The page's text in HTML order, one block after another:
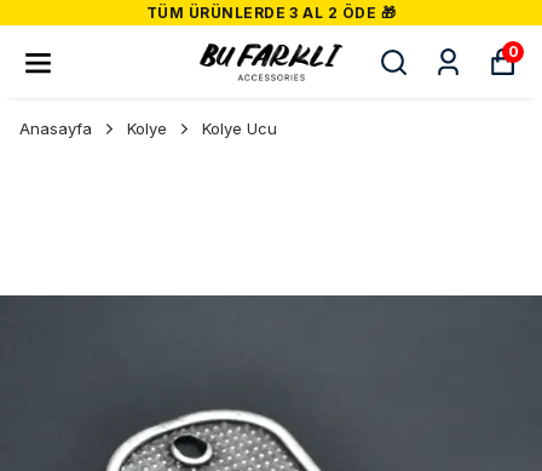
TÜM ÜRÜNLERDE 3 AL 2 ÖDE 🎁
0
Anasayfa Kolye Kolye Ucu